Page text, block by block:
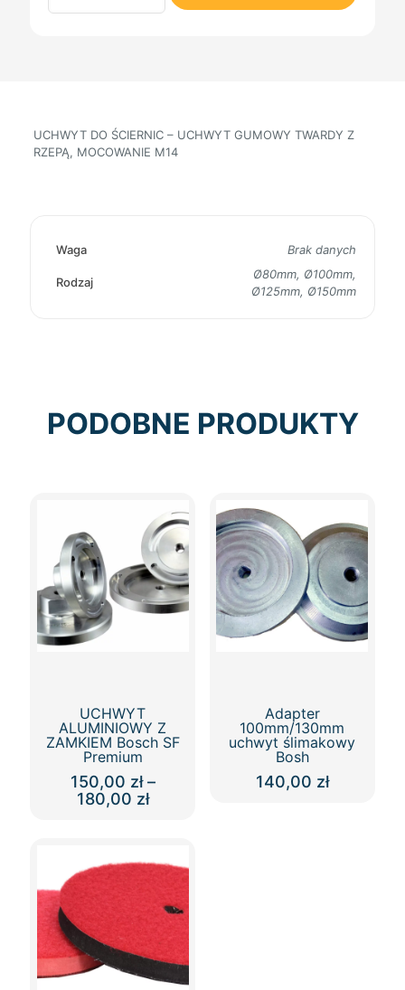
DO
RZEPĄ,
MOCOWANIE
M14
UCHWYT DO ŚCIERNIC – UCHWYT GUMOWY TWARDY Z
RZEPĄ, MOCOWANIE M14
Waga Brak danych
Rodzaj
Ø80mm, Ø100mm,
Ø125mm, Ø150mm
PODOBNE PRODUKTY
UCHWYT
ALUMINIOWY Z
ZAMKIEM Bosch SF
Premium
150,00 zł –
180,00 złZakres
do
wariantów.
Opcje
można
wybrać
stronie
Adapter
100mm/130mm
uchwyt ślimakowy
Bosh
140,00 zł